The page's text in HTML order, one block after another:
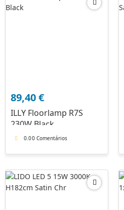
89,40€
ILLY Floorlamp R7S
230W Black
0.00 Comentários